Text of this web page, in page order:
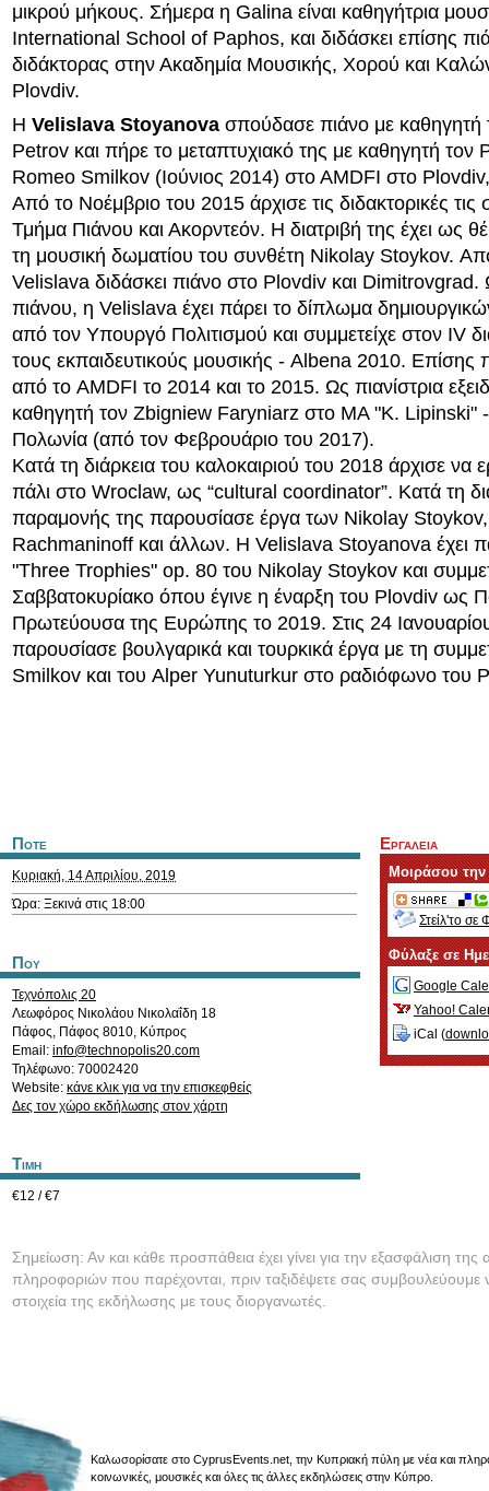
μικρού μήκους. Σήμερα η Galina είναι καθηγήτρια
International School of Paphos, και διδάσκει επίσης
διδάκτορας στην Ακαδημία Μουσικής, Χορού και
Plovdiv.
Η Velislava Stoyanova σπούδασε πιάνο με
Petrov και πήρε το μεταπτυχιακό της με καθηγητή τον
Romeo Smilkov (Ιούνιος 2014) στo AMDFI στο
Από το Νοέμβριο του 2015 άρχισε τις διδακτορικές
Τμήμα Πιάνου και Ακορντεόν. Η διατριβή της έχει ως
τη μουσική δωματίου του συνθέτη Nikolay Stoykov.
Velislava διδάσκει πιάνο στο Plovdiv και
πιάνου, η Velislava έχει πάρει το δίπλωμα
από τον Υπουργό Πολιτισμού και συμμετείχε στον IV
τους εκπαιδευτικούς μουσικής - Albena 2010. Επίσης
από το AMDFI το 2014 και το 2015. Ως πιανίστρια
καθηγητή τον Zbigniew Faryniarz στο MA "K. Lipinski"
Πολωνία (από τον Φεβρουάριο του 2017).
Κατά τη διάρκεια του καλοκαιριού του 2018 άρχισε να
πάλι στο Wroclaw, ως “cultural coordinator”. Κατά τη
παραμονής της παρουσίασε έργα των Nikolay
Rachmaninoff και άλλων. Η Velislava Stoyanova έχει
"Three Trophies" op. 80 του Nikolay Stoykov και
Σαββατοκυρίακο όπου έγινε η έναρξη του Plovdiv ως
Πρωτεύουσα της Ευρώπης το 2019. Στις 24
παρουσίασε βουλγαρικά και τουρκικά έργα με τη
Smilkov και του Alper Yunuturkur στο ραδιόφωνο του
Ποτε
Κυριακή, 14 Απριλίου, 2019
Ώρα: Ξεκινά στις 18:00
Που
Τεχνόπολις 20
Λεωφόρος Νικολάου Νικολαΐδη 18
Πάφος, Πάφος 8010, Κύπρος
Email: info@technopolis20.com
Τηλέφωνο: 70002420
Website: κάνε κλικ για να την επισκεφθείς
Δες τον χώρο εκδήλωσης στον χάρτη
Τιμη
€12 / €7
Εργαλεια
Μοιράσου
Στείλ'το σε
Φύλαξε σε
Google
Yahoo!
iCal (
Σημείωση: Αν και κάθε προσπάθεια έχει γίνει για την εξασφάλιση της
πληροφοριών που παρέχονται, πριν ταξιδέψετε σας συμβουλεύουμε
στοιχεία της εκδήλωσης με τους διοργανωτές.
Καλωσορίσατε στο CyprusEvents.net, την Κυπριακή πύλη με νέα και
κοινωνικές, μουσικές και όλες τις άλλες εκδηλώσεις στην Κύπρο.